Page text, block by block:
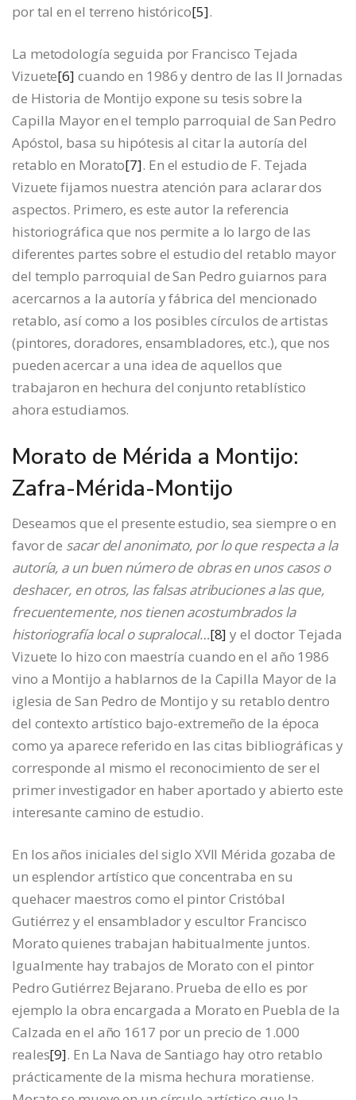
por tal en el terreno histórico[5].
La metodología seguida por Francisco Tejada
Vizuete[6] cuando en 1986 y dentro de las II Jornadas
de Historia de Montijo expone su tesis sobre la
Capilla Mayor en el templo parroquial de San Pedro
Apóstol, basa su hipótesis al citar la autoría del
retablo en Morato[7]. En el estudio de F. Tejada
Vizuete fijamos nuestra atención para aclarar dos
aspectos. Primero, es este autor la referencia
historiográfica que nos permite a lo largo de las
diferentes partes sobre el estudio del retablo mayor
del templo parroquial de San Pedro guiarnos para
acercarnos a la autoría y fábrica del mencionado
retablo, así como a los posibles círculos de artistas
(pintores, doradores, ensambladores, etc.), que nos
pueden acercar a una idea de aquellos que
trabajaron en hechura del conjunto retablístico
ahora estudiamos.
Morato de Mérida a Montijo:
Zafra-Mérida-Montijo
Deseamos que el presente estudio, sea siempre o en
favor de sacar del anonimato, por lo que respecta a la
autoría, a un buen número de obras en unos casos o
deshacer, en otros, las falsas atribuciones a las que,
frecuentemente, nos tienen acostumbrados la
historiografía local o supralocal…[8] y el doctor Tejada
Vizuete lo hizo con maestría cuando en el año 1986
vino a Montijo a hablarnos de la Capilla Mayor de la
iglesia de San Pedro de Montijo y su retablo dentro
del contexto artístico bajo-extremeño de la época
como ya aparece referido en las citas bibliográficas y
corresponde al mismo el reconocimiento de ser el
primer investigador en haber aportado y abierto este
interesante camino de estudio.
En los años iniciales del siglo XVII Mérida gozaba de
un esplendor artístico que concentraba en su
quehacer maestros como el pintor Cristóbal
Gutiérrez y el ensamblador y escultor Francisco
Morato quienes trabajan habitualmente juntos.
Igualmente hay trabajos de Morato con el pintor
Pedro Gutiérrez Bejarano. Prueba de ello es por
ejemplo la obra encargada a Morato en Puebla de la
Calzada en el año 1617 por un precio de 1.000
reales[9]. En La Nava de Santiago hay otro retablo
prácticamente de la misma hechura moratiense.